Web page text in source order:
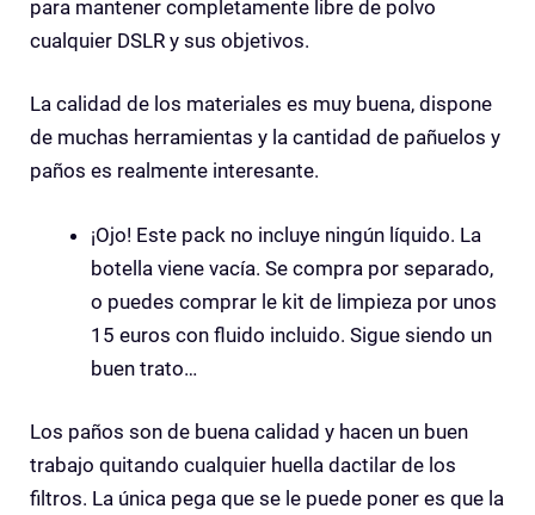
para mantener completamente libre de polvo
cualquier DSLR y sus objetivos.
La calidad de los materiales es muy buena, dispone
de muchas herramientas y la cantidad de pañuelos y
paños es realmente interesante.
¡Ojo! Este pack no incluye ningún líquido. La
botella viene vacía. Se compra por separado,
o puedes comprar le kit de limpieza por unos
15 euros con fluido incluido. Sigue siendo un
buen trato…
Los paños son de buena calidad y hacen un buen
trabajo quitando cualquier huella dactilar de los
filtros. La única pega que se le puede poner es que la